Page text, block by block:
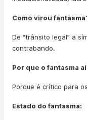
Como virou
De “trânsito legal” a
contrabando.
Por que o fantasma
Porque é crítico para
Estado do fantasma: